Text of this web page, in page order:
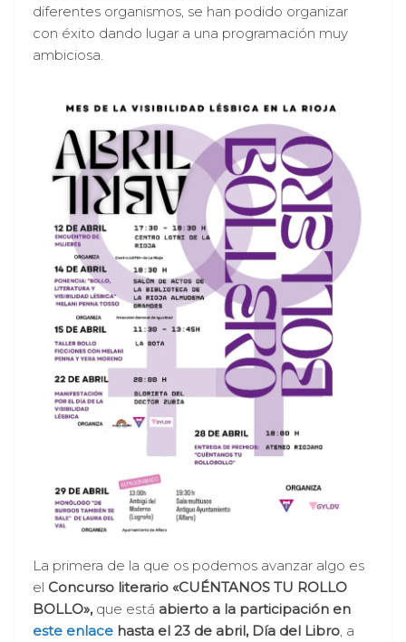
diferentes organismos, se han podido organizar
con éxito dando lugar a una programación muy
ambiciosa.
La primera de la que os podemos avanzar algo es
el Concurso literario «CUÉNTANOS TU ROLLO
BOLLO»,que está abierto a la participación en
este enlace hasta el 23 de abril, Día del Libro, a